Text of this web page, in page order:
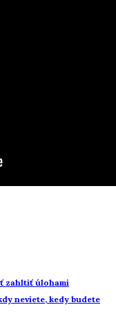
zahltiť úlohami
neviete, kedy budete